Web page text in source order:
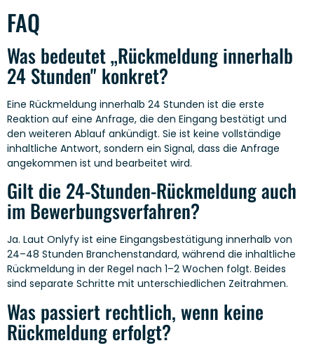
FAQ
Was bedeutet „Rückmeldung innerhalb
24 Stunden" konkret?
Eine Rückmeldung innerhalb 24 Stunden ist die erste
Reaktion auf eine Anfrage, die den Eingang bestätigt und
den weiteren Ablauf ankündigt. Sie ist keine vollständige
inhaltliche Antwort, sondern ein Signal, dass die Anfrage
angekommen ist und bearbeitet wird.
Gilt die 24-Stunden-Rückmeldung auch
im Bewerbungsverfahren?
Ja. Laut Onlyfy ist eine Eingangsbestätigung innerhalb von
24–48 Stunden Branchenstandard, während die inhaltliche
Rückmeldung in der Regel nach 1–2 Wochen folgt. Beides
sind separate Schritte mit unterschiedlichen Zeitrahmen.
Was passiert rechtlich, wenn keine
Rückmeldung erfolgt?